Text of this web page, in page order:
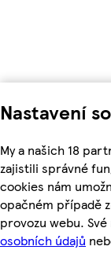
Nastavení
My a našich 18
zajistili správné
cookies nám
opačném případě
provozu webu.
osobních údajů